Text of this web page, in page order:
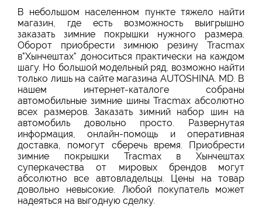
В небольшом населенном пункте тяжело найти
магазин, где есть возможность выигрышно
заказать зимние покрышки нужного размера.
Оборот приобрести зимнюю резину Tracmax
в"Хынчештах" доноситься практически на каждом
шагу. Но большой модельный ряд, возможно найти
только лишь на сайте магазина AUTOSHINA. MD. В
нашем интернет-каталоге собраны
автомобильные зимние шины Tracmax абсолютно
всех размеров. Заказать зимний набор шин на
автомобиль довольно просто. Развернутая
информация, онлайн-помощь и оперативная
доставка, помогут сберечь время. Приобрести
зимние покрышки Tracmax в Хынчештах
суперкачества от мировых брендов могут
абсолютно все автовладельцы. Цены на товар
довольно невысокие. Любой покупатель может
надеяться на выгодную сделку.